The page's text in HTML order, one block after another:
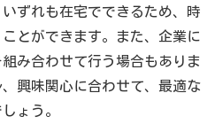
ずれも在宅でできるため、時
とができます。また、企業に
み合わせて行う場合もありま
興味関心に合わせて、最適な
ょう。